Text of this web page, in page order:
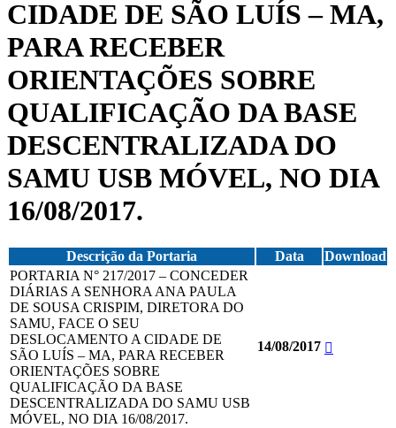
CIDADE DE SÃO LUÍS – MA,
PARA RECEBER
ORIENTAÇÕES SOBRE
QUALIFICAÇÃO DA BASE
DESCENTRALIZADA DO
SAMU USB MÓVEL, NO DIA
16/08/2017.
Descrição da Portaria Data
Download
PORTARIA N° 217/2017 – CONCEDER
DIÁRIAS A SENHORA ANA PAULA
DE SOUSA CRISPIM, DIRETORA DO
SAMU, FACE O SEU
DESLOCAMENTO A CIDADE DE
SÃO LUÍS – MA, PARA RECEBER
ORIENTAÇÕES SOBRE
QUALIFICAÇÃO DA BASE
DESCENTRALIZADA DO SAMU USB
MÓVEL, NO DIA 16/08/2017.
14/08/2017